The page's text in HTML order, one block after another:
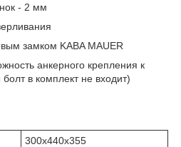
- 2 мм
замком KABA MAUER
анкерного крепления к
в комплект не входит)
300x440x355